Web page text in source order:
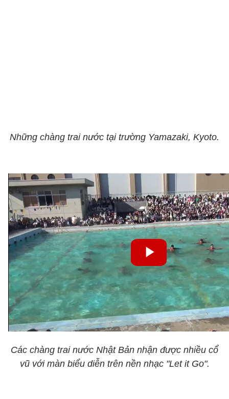
Những chàng trai nước tại trường Yamazaki, Kyoto.
Các chàng trai nước Nhật Bản nhận được nhiều cổ
vũ với màn biểu diễn trên nền nhạc "Let it Go".